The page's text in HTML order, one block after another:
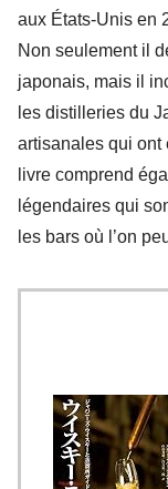
aux États-Unis en
Non seulement il
japonais, mais il
les distilleries du
artisanales qui ont
livre comprend
légendaires qui
les bars où l’on